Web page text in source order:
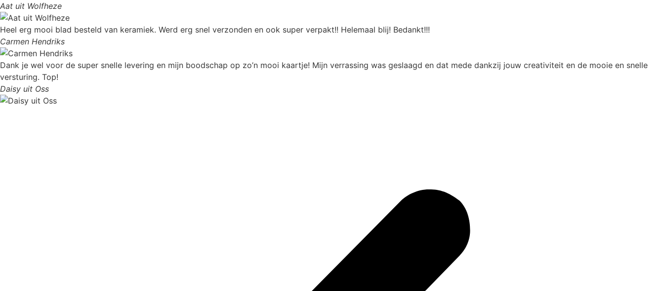
Aat uit Wolfheze
Heel erg mooi blad besteld van keramiek. Werd erg snel verzonden en ook super verpakt!! Helemaal blij! Bedankt!!!
Carmen Hendriks
Dank je wel voor de super snelle levering en mijn boodschap op zo’n mooi kaartje! Mijn verrassing was geslaagd en dat mede dankzij jouw creativiteit en de mooie en snelle
versturing. Top!
Daisy uit Oss